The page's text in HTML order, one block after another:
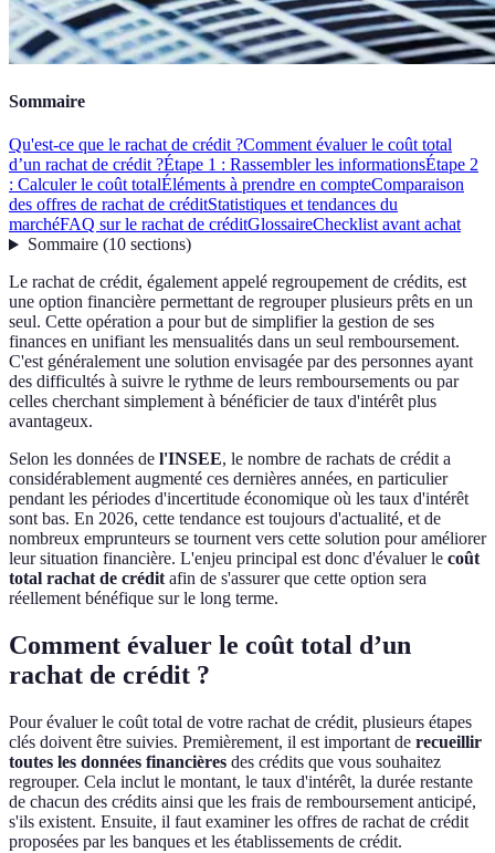
Sommaire
Qu'est-ce que le rachat de crédit ?Comment évaluer le coût total
d’un rachat de crédit ?Étape 1 : Rassembler les informationsÉtape 2
: Calculer le coût totalÉléments à prendre en compteComparaison
des offres de rachat de créditStatistiques et tendances du
marchéFAQ sur le rachat de créditGlossaireChecklist avant achat
Sommaire(10 sections)
Le rachat de crédit, également appelé regroupement de crédits, est
une option financière permettant de regrouper plusieurs prêts en un
seul. Cette opération a pour but de simplifier la gestion de ses
finances en unifiant les mensualités dans un seul remboursement.
C'est généralement une solution envisagée par des personnes ayant
des difficultés à suivre le rythme de leurs remboursements ou par
celles cherchant simplement à bénéficier de taux d'intérêt plus
avantageux.
Selon les données de l'INSEE, le nombre de rachats de crédit a
considérablement augmenté ces dernières années, en particulier
pendant les périodes d'incertitude économique où les taux d'intérêt
sont bas. En 2026, cette tendance est toujours d'actualité, et de
nombreux emprunteurs se tournent vers cette solution pour améliorer
leur situation financière. L'enjeu principal est donc d'évaluer le coût
total rachat de créditafin de s'assurer que cette option sera
réellement bénéfique sur le long terme.
Comment évaluer le coût total d’un
rachat de crédit ?
Pour évaluer le coût total de votre rachat de crédit, plusieurs étapes
clés doivent être suivies. Premièrement, il est important de recueillir
toutes les données financières des crédits que vous souhaitez
regrouper. Cela inclut le montant, le taux d'intérêt, la durée restante
de chacun des crédits ainsi que les frais de remboursement anticipé,
s'ils existent. Ensuite, il faut examiner les offres de rachat de crédit
proposées par les banques et les établissements de crédit.